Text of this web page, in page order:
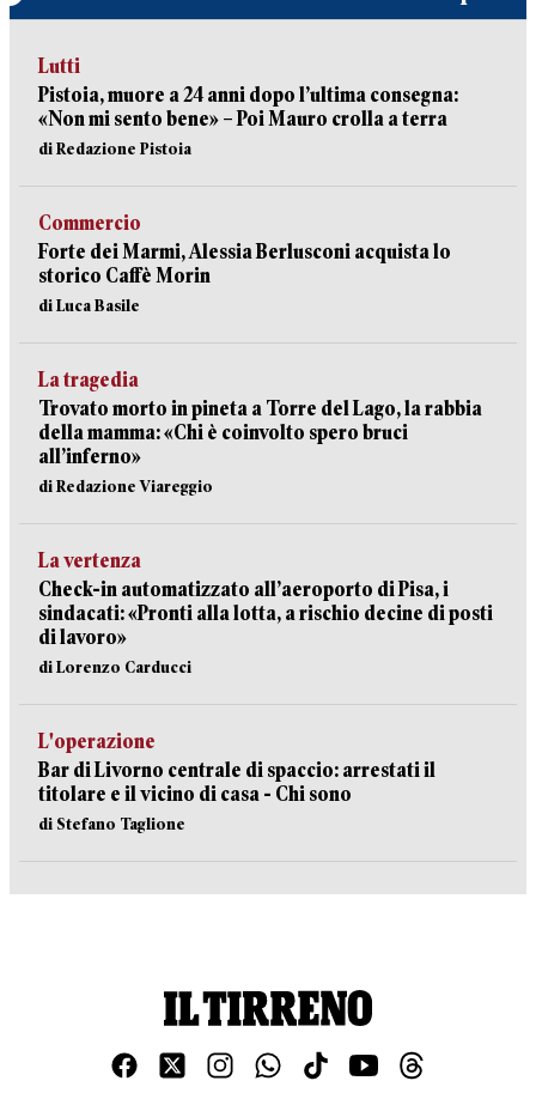
Lutti
Pistoia, muore a 24 anni dopo l’ultima consegna:
«Non mi sento bene» – Poi Mauro crolla a terra
di Redazione Pistoia
Commercio
Forte dei Marmi, Alessia Berlusconi acquista lo
storico Caffè Morin
di Luca Basile
La tragedia
Trovato morto in pineta a Torre del Lago, la rabbia
della mamma: «Chi è coinvolto spero bruci
all’inferno»
di Redazione Viareggio
La vertenza
Check-in automatizzato all’aeroporto di Pisa, i
sindacati: «Pronti alla lotta, a rischio decine di posti
di lavoro»
di Lorenzo Carducci
L'operazione
Bar di Livorno centrale di spaccio: arrestati il
titolare e il vicino di casa - Chi sono
di Stefano Taglione